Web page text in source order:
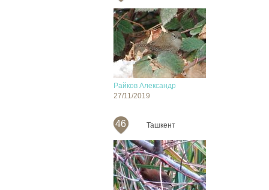
Райков Александр
27/11/2019
46 Ташкент